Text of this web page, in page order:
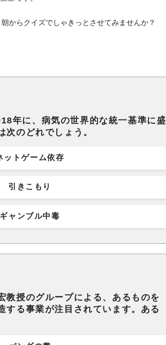
からクイズでしゃきっとさせてみませんか？
年に、病気の世界的な統一基準に盛
次のどれでしょう。
ットゲーム依存
引きこもり
ギャンブル中毒
教授のグループによる、あるものを
する事業が注目されています。ある